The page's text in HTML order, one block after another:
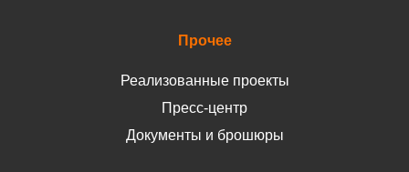
Прочее
Реализованные проекты
Пресс-центр
Документы и брошюры